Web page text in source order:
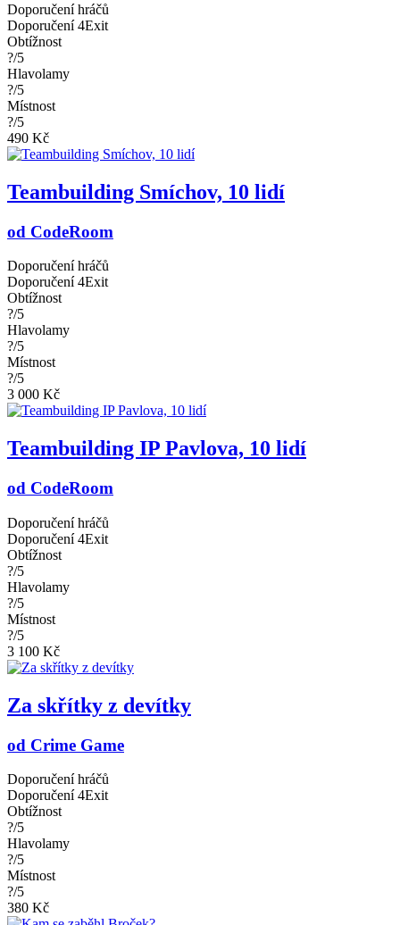
Doporučení hráčů
Doporučení 4Exit
Obtížnost
?/5
Hlavolamy
?/5
Místnost
?/5
490 Kč
Teambuilding Smíchov, 10 lidí
od CodeRoom
Doporučení hráčů
Doporučení 4Exit
Obtížnost
?/5
Hlavolamy
?/5
Místnost
?/5
3 000 Kč
Teambuilding IP Pavlova, 10 lidí
od CodeRoom
Doporučení hráčů
Doporučení 4Exit
Obtížnost
?/5
Hlavolamy
?/5
Místnost
?/5
3 100 Kč
Za skřítky z devítky
od Crime Game
Doporučení hráčů
Doporučení 4Exit
Obtížnost
?/5
Hlavolamy
?/5
Místnost
?/5
380 Kč